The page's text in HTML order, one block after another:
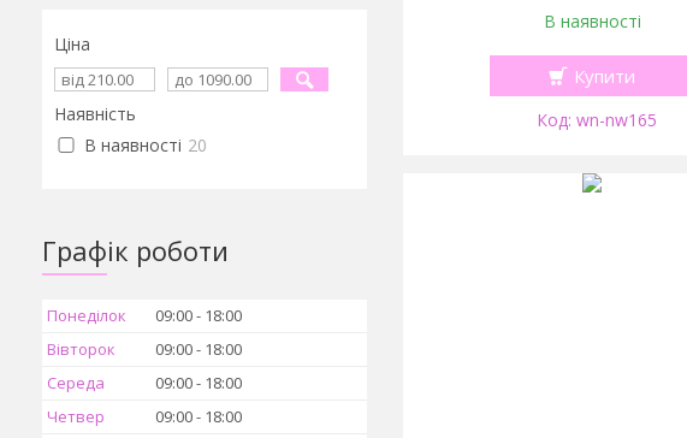
В наявності
Купити
wn-nw165
Ціна
Наявність
В наявності 20
Графік роботи
Понеділок 09:00
18:00
Вівторок
09:00
18:00
Середа
09:00
18:00
Четвер
09:00
18:00